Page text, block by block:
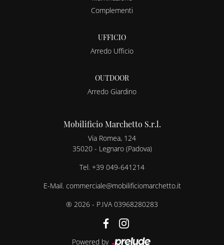
Complementi
UFFICIO
Arredo Ufficio
OUTDOOR
Arredo Giardino
Mobilificio Marchetto S.r.l.
Via Romea, 124
35020 - Legnaro (Padova)
Tel. +39 049-641214
E-Mail. commerciale@mobilificiomarchetto.it
® 2026 - P.IVA 03968280283
Powered by